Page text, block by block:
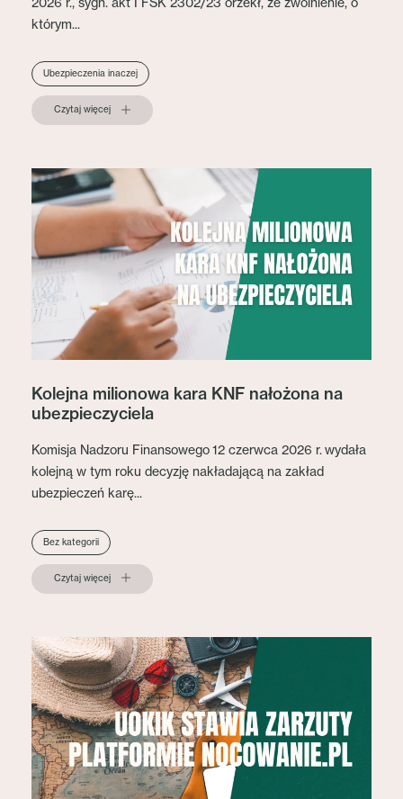
którym...
Ubezpieczenia inaczej
Czytaj więcej
Kolejna milionowa kara KNF nałożona na
ubezpieczyciela
Komisja Nadzoru Finansowego 12 czerwca 2026 r. wydała
kolejną w tym roku decyzję nakładającą na zakład
ubezpieczeń karę...
Bez kategorii
Czytaj więcej